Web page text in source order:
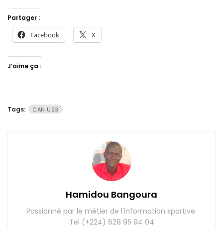
Partager :
Facebook X
J’aime ça :
Tags: CAN U23
Hamidou Bangoura
Passionné par le métier de l'information sportive.
Tel (+224) 628 95 94 04